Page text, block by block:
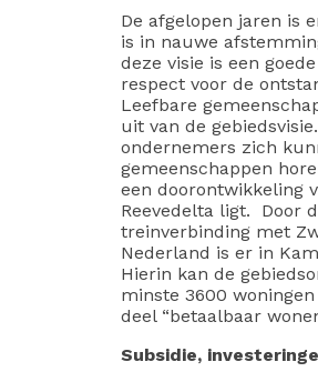
De afgelopen jaren is
is in nauwe
deze visie is een
respect voor de
Leefbare
uit van de
ondernemers zich
gemeenschappen
een doorontwikkeling
Reevedelta ligt. Door
treinverbinding met
Nederland is er in
Hierin kan de
minste 3600
deel “betaalbaar
Subsidie,